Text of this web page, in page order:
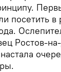
посетить в
Ростов-